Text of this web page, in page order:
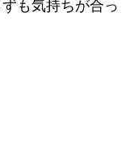
も気持ちが合っ